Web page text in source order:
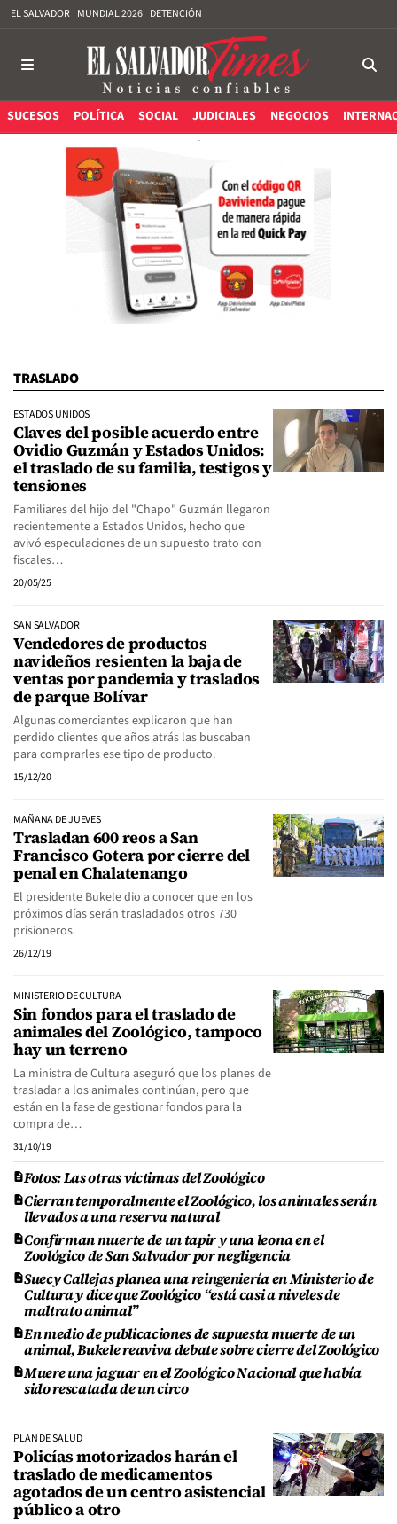
EL SALVADOR MUNDIAL 2026 DETENCIÓN
SUCESOS POLÍTICA SOCIAL JUDICIALES NEGOCIOS
TRASLADO
ESTADOS UNIDOS
Claves del posible acuerdo entre
Ovidio Guzmán y Estados Unidos:
el traslado de su familia, testigos y
tensiones
Familiares del hijo del "Chapo" Guzmán llegaron
recientemente a Estados Unidos, hecho que
avivó especulaciones de un supuesto trato con
fiscales…
20/05/25
SAN SALVADOR
Vendedores de productos
navideños resienten la baja de
ventas por pandemia y traslados
de parque Bolívar
Algunas comerciantes explicaron que han
perdido clientes que años atrás las buscaban
para comprarles ese tipo de producto.
15/12/20
MAÑANA DE JUEVES
Trasladan 600 reos a San
Francisco Gotera por cierre del
penal en Chalatenango
El presidente Bukele dio a conocer que en los
próximos días serán trasladados otros 730
prisioneros.
26/12/19
MINISTERIO DE CULTURA
Sin fondos para el traslado de
animales del Zoológico, tampoco
hay un terreno
La ministra de Cultura aseguró que los planes de
trasladar a los animales continúan, pero que
están en la fase de gestionar fondos para la
compra de…
31/10/19
Fotos: Las otras víctimas del Zoológico
Cierran temporalmente el Zoológico, los animales serán
llevados a una reserva natural
Confirman muerte de un tapir y una leona en el
Zoológico de San Salvador por negligencia
Suecy Callejas planea una reingeniería en Ministerio de
Cultura y dice que Zoológico “está casi a niveles de
maltrato animal”
En medio de publicaciones de supuesta muerte de un
animal, Bukele reaviva debate sobre cierre del Zoológico
Muere una jaguar en el Zoológico Nacional que había
sido rescatada de un circo
PLAN DE SALUD
Policías motorizados harán el
traslado de medicamentos
agotados de un centro asistencial
público a otro